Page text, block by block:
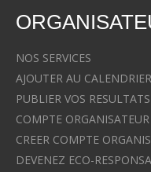
NOS SERVICES
AJOUTER AU CALENDRIER
PUBLIER VOS RESULTATS
COMPTE
CREER COMPTE
DEVENEZ ECO-